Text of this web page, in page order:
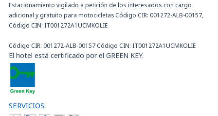
Estacionamiento vigilado a petición de los interesados con cargo
adicional y gratuito para motocicletas.Código CIR: 001272-ALB-00157,
Código CIN: IT001272A1UCMKOLIE
Código CIR: 001272-ALB-00157 Código CIN: IT001272A1UCMKOLIE
El hotel está certificado por el GREEN KEY.
SERVICIOS: